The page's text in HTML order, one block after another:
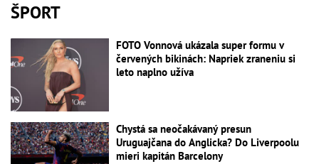
ŠPORT
FOTO Vonnová ukázala super formu v
červených bikinách: Napriek zraneniu si
leto naplno užíva
Chystá sa neočakávaný presun
Uruguajčana do Anglicka? Do Liverpoolu
mieri kapitán Barcelony